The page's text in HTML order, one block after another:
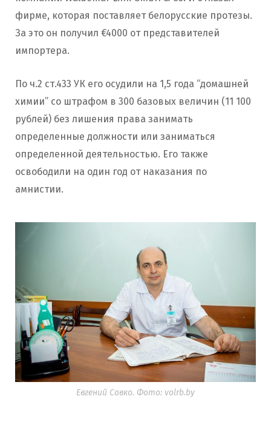
фирме, которая поставляет белорусские протезы.
За это он получил €4000 от представителей
импортера.
По ч.2 ст.433 УК его осудили на 1,5 года “домашней
химии” со штрафом в 300 базовых величин (11 100
рублей) без лишения права занимать
определенные должности или заниматься
определенной деятельностью. Его также
освободили на один год от наказания по
амнистии.
Евгений Савко. Фото: volrb.by